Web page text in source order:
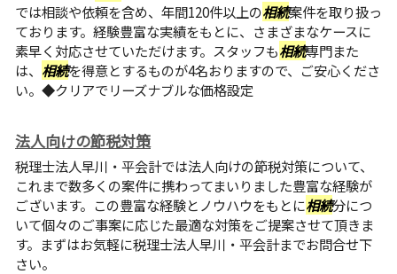
では相談や依頼を含め、年間120件以上の相続案件を取り扱っ
ております。経験豊富な実績をもとに、さまざまなケースに
素早く対応させていただけます。スタッフも相続専門また
は、 相続を得意とするものが4名おりますので、ご安心くださ
い。◆クリアでリーズナブルな価格設定
法人向けの節税対策
税理士法人早川・平会計では法人向けの節税対策について、
これまで数多くの案件に携わってまいりました豊富な経験が
ございます。この豊富な経験とノウハウをもとに相続分につ
いて個々のご事案に応じた最適な対策をご提案させて頂きま
す。まずはお気軽に税理士法人早川・平会計までお問合せ下
さい。